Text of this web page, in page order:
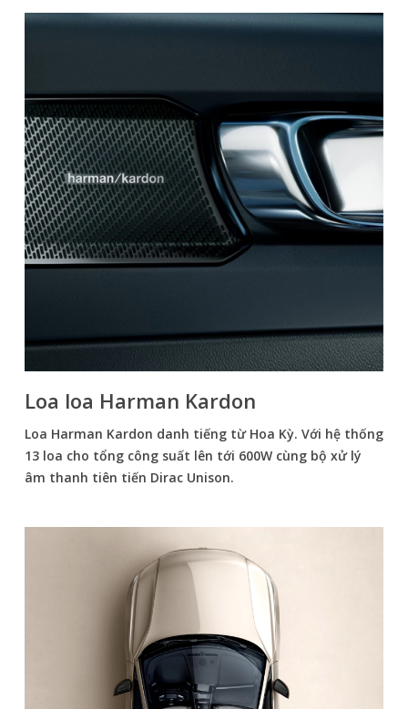
Loa loa Harman Kardon
Loa Harman Kardon danh tiếng từ Hoa Kỳ. Với hệ thống
13 loa cho tổng công suất lên tới 600W cùng bộ xử lý
âm thanh tiên tiến Dirac Unison.